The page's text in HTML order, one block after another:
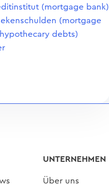
(mortgage bank)
(mortgage
debts)
UNTERNEHMEN
Über uns